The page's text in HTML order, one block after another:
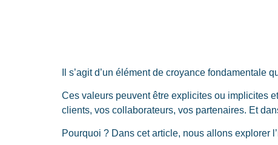
Il s’agit d’un élément de croyance
Ces valeurs peuvent être explicites ou implicites
clients, vos collaborateurs, vos partenaires. Et
Pourquoi ? Dans cet article, nous allons explorer